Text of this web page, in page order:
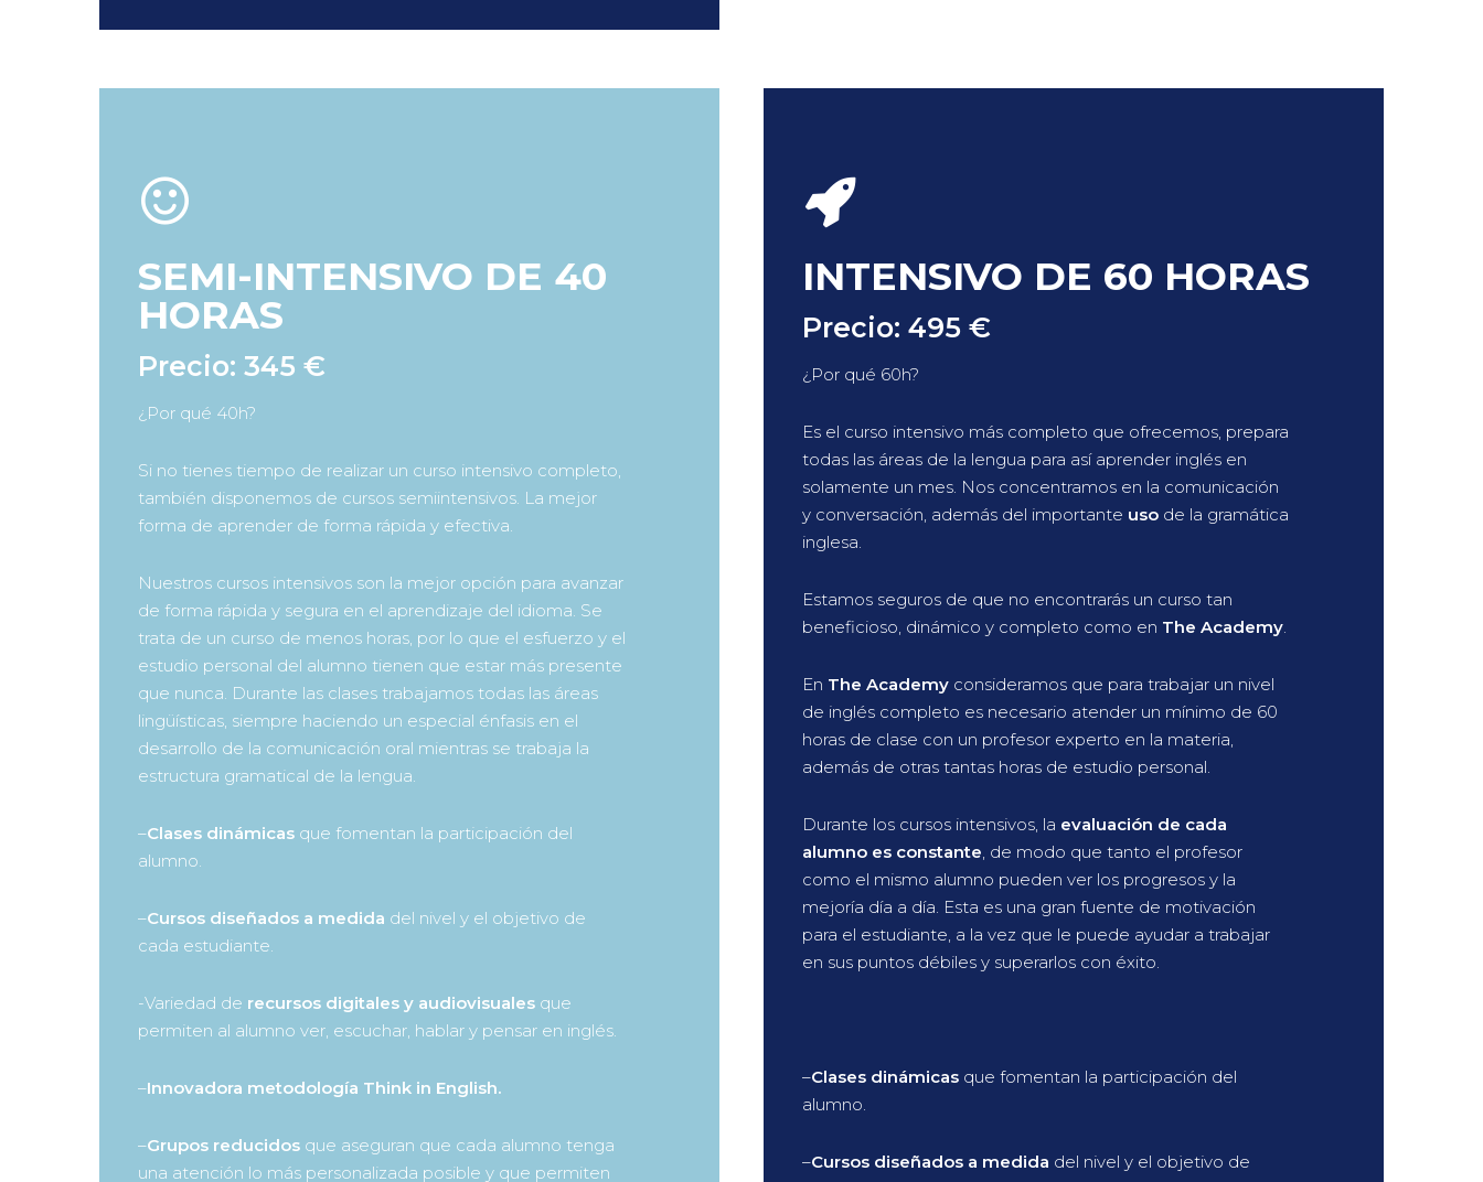
SEMI-INTENSIVO DE 40
HORAS
Precio: 345 €
¿Por qué 40h?
Si no tienes tiempo de realizar un curso intensivo completo,
también disponemos de cursos semiintensivos. La mejor
forma de aprender de forma rápida y efectiva.
Nuestros cursos intensivos son la mejor opción para avanzar
de forma rápida y segura en el aprendizaje del idioma. Se
trata de un curso de menos horas, por lo que el esfuerzo y el
estudio personal del alumno tienen que estar más presente
que nunca. Durante las clases trabajamos todas las áreas
lingüísticas, siempre haciendo un especial énfasis en el
desarrollo de la comunicación oral mientras se trabaja la
estructura gramatical de la lengua.
–Clases dinámicasque fomentan la participación del
alumno.
–Cursos diseñados a medida del nivel y el objetivo de
cada estudiante.
-Variedad de recursos digitales y audiovisualesque
permiten al alumno ver, escuchar, hablar y pensar en inglés.
–Innovadora metodología Think in English.
–Grupos reducidosque aseguran que cada alumno tenga
una atención lo más personalizada posible y que permiten
INTENSIVO DE 60 HORAS
Precio: 495 €
¿Por qué 60h?
Es el curso intensivo más completo que ofrecemos, prepara
todas las áreas de la lengua para así aprender inglés en
solamente un mes. Nos concentramos en la comunicación
y conversación, además del importante usode la gramática
inglesa.
Estamos seguros de que no encontrarás un curso tan
beneficioso, dinámico y completo como en The Academy.
En The Academyconsideramos que para trabajar un nivel
de inglés completo es necesario atender un mínimo de 60
horas de clase con un profesor experto en la materia,
además de otras tantas horas de estudio personal.
Durante los cursos intensivos, la evaluación de cada
alumno es constante, de modo que tanto el profesor
como el mismo alumno pueden ver los progresos y la
mejoría día a día. Esta es una gran fuente de motivación
para el estudiante, a la vez que le puede ayudar a trabajar
en sus puntos débiles y superarlos con éxito.
–Clases dinámicasque fomentan la participación del
alumno.
–Cursos diseñados a medida del nivel y el objetivo de